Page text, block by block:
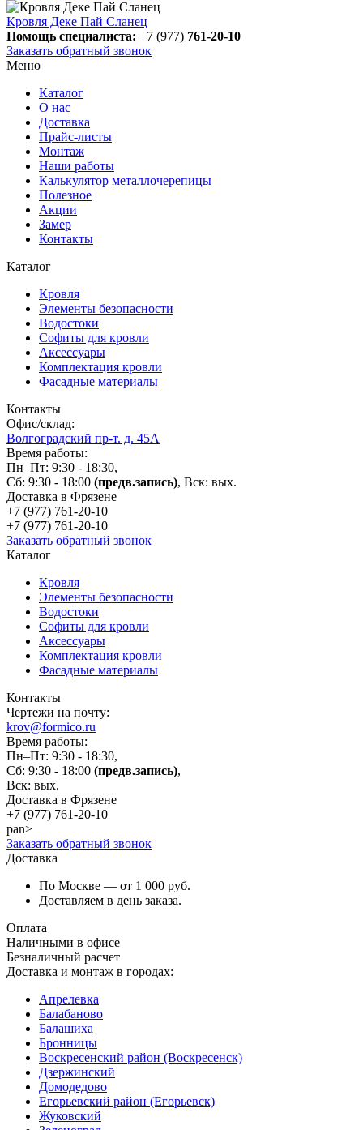
Кровля Деке Пай Сланец
Помощь специалиста: +7 (977) 761-20-10
Заказать обратный звонок
Меню
Каталог
О нас
Доставка
Прайс-листы
Монтаж
Наши работы
Калькулятор металлочерепицы
Полезное
Акции
Замер
Контакты
Каталог
Кровля
Элементы безопасности
Водостоки
Софиты для кровли
Аксессуары
Комплектация кровли
Фасадные материалы
Контакты
Офис/склад:
Волгоградский пр-т. д. 45А
Время работы:
Пн–Пт: 9:30 - 18:30,
Сб: 9:30 - 18:00 (предв.запись), Вск: вых.
Доставка в Фрязене
+7 (977) 761-20-10
+7 (977) 761-20-10
Заказать обратный звонок
Каталог
Кровля
Элементы безопасности
Водостоки
Софиты для кровли
Аксессуары
Комплектация кровли
Фасадные материалы
Контакты
Чертежи на почту:
krov@formico.ru
Время работы:
Пн–Пт: 9:30 - 18:30,
Сб: 9:30 - 18:00 (предв.запись),
Вск: вых.
Доставка в Фрязене
+7 (977) 761-20-10
pan>
Заказать обратный звонок
Доставка
По Москве — от 1 000 руб.
Доставляем в день заказа.
Оплата
Наличными в офисе
Безналичный расчет
Доставка и монтаж в городах:
Апрелевка
Балабаново
Балашиха
Бронницы
Воскресенский район (Воскресенск)
Дзержинский
Домодедово
Егорьевский район (Егорьевск)
Жуковский